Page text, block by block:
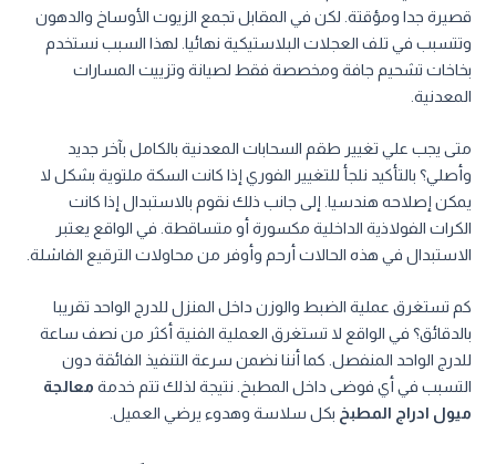
قصيرة جدا ومؤقتة. لكن في المقابل تجمع الزيوت الأوساخ والدهون
وتتسبب في تلف العجلات البلاستيكية نهائيا. لهذا السبب نستخدم
بخاخات تشحيم جافة ومخصصة فقط لصيانة وتزييت المسارات
المعدنية.
متى يجب علي تغيير طقم السحابات المعدنية بالكامل بآخر جديد
وأصلي؟ بالتأكيد نلجأ للتغيير الفوري إذا كانت السكة ملتوية بشكل لا
يمكن إصلاحه هندسيا. إلى جانب ذلك نقوم بالاستبدال إذا كانت
الكرات الفولاذية الداخلية مكسورة أو متساقطة. في الواقع يعتبر
الاستبدال في هذه الحالات أرحم وأوفر من محاولات الترقيع الفاشلة.
كم تستغرق عملية الضبط والوزن داخل المنزل للدرج الواحد تقريبا
بالدقائق؟ في الواقع لا تستغرق العملية الفنية أكثر من نصف ساعة
للدرج الواحد المنفصل. كما أننا نضمن سرعة التنفيذ الفائقة دون
التسبب في أي فوضى داخل المطبخ. نتيجة لذلك تتم خدمة معالجة
ميول ادراج المطبخ بكل سلاسة وهدوء يرضي العميل.